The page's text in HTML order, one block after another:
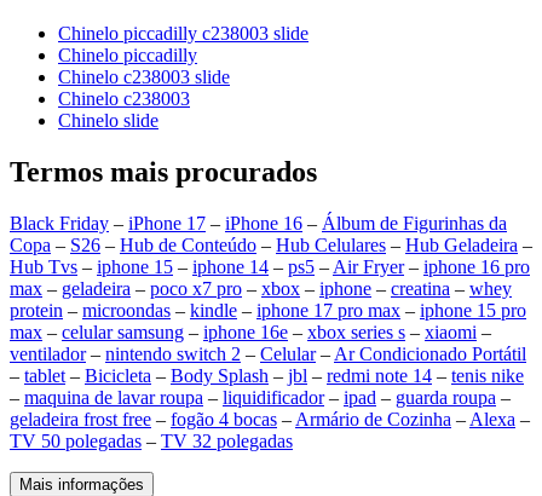
Chinelo piccadilly c238003 slide
Chinelo piccadilly
Chinelo c238003 slide
Chinelo c238003
Chinelo slide
Termos mais procurados
Black Friday – iPhone 17 – iPhone 16 – Álbum de Figurinhas da
Copa – S26 – Hub de Conteúdo – Hub Celulares – Hub Geladeira –
Hub Tvs – iphone 15 – iphone 14 – ps5 – Air Fryer– iphone 16 pro
max – geladeira – poco x7 pro – xbox – iphone – creatina – whey
protein – microondas – kindle – iphone 17 pro max – iphone 15 pro
max – celular samsung – iphone 16e – xbox series s – xiaomi –
ventilador– nintendo switch 2 – Celular– Ar Condicionado Portátil
– tablet – Bicicleta – Body Splash – jbl – redmi note 14 – tenis nike
– maquina de lavar roupa – liquidificador– ipad – guarda roupa –
geladeira frost free – fogão 4 bocas – Armário de Cozinha – Alexa –
TV 50 polegadas – TV 32 polegadas
Mais informações